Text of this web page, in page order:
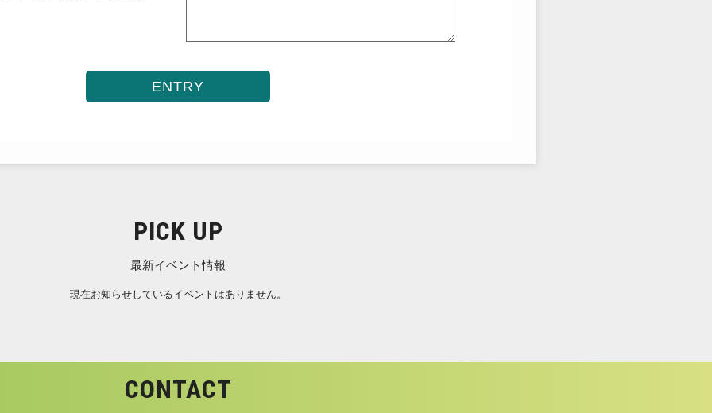
PICK UP
最新イベント情報
現在お知らせしているイベントはありません。
CONTACT